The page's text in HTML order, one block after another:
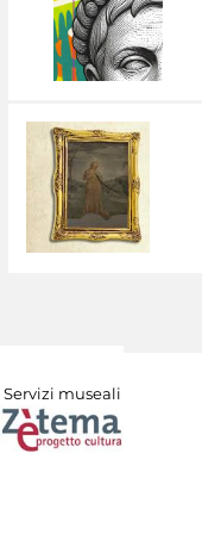
Servizi museali